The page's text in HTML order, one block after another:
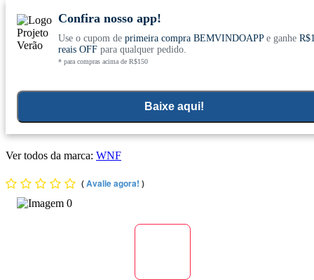
Conheça nosso site novo! E comemore com 0
Confira nosso app!
Use o cupom de primeira compra BEMVINDOAPPe ganhe
reais OFFpara qualquer pedido.
* para compras acima de R$150
Baixe aqui!
Kit 3x Óleo Essencial 2,5% Menta Piperita pronto para pele
Ver todos da marca: WNF
(Avalie agora! )